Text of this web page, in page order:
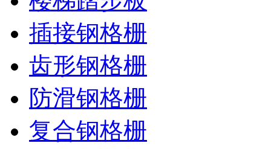
插接钢格栅
齿形钢格栅
防滑钢格栅
复合钢格栅